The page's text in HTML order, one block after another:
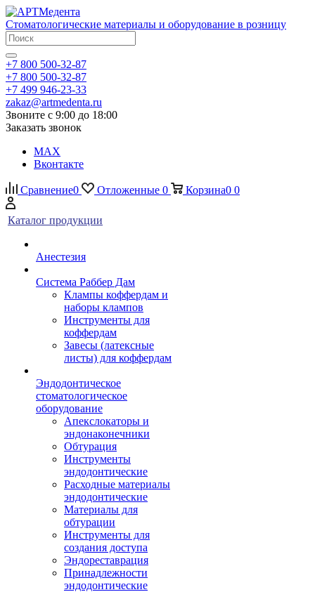
Стоматологические материалы и оборудование в розницу
+7 800 500-32-87
+7 800 500-32-87
+7 499 946-23-33
zakaz@artmedenta.ru
Звоните с 9:00 до 18:00
Заказать звонок
MAX
Вконтакте
Сравнение0 Отложенные 0 Корзина0 0
Каталог продукции
Анестезия
Система Раббер Дам
Клампы коффердам и
наборы клампов
Инструменты для
коффердам
Завесы (латексные
листы) для коффердам
Эндодонтическое
стоматологическое
оборудование
Апекслокаторы и
эндонаконечники
Обтурация
Инструменты
эндодонтические
Расходные материалы
эндодонтические
Материалы для
обтурации
Инструменты для
создания доступа
Эндореставрация
Принадлежности
эндодонтические